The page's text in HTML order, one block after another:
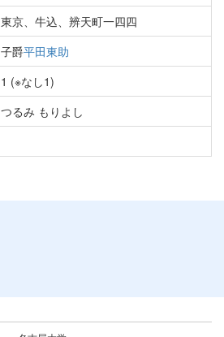
東京、牛込、辨天町一四四
子爵平田東助
1 (※なし1)
つるみ もりよし